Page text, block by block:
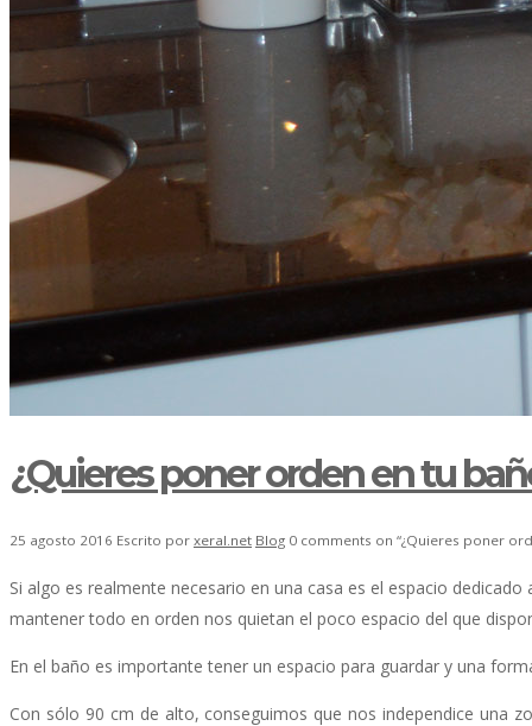
¿Quieres poner orden en tu
25 agosto 2016 Escrito por xeral.net Blog 0 comments on “¿Quieres poner
Si algo es realmente necesario en una casa es el espacio
mantener todo en orden nos quietan el poco espacio del que
En el baño es importante tener un espacio para guardar y una
Con sólo 90 cm de alto, conseguimos que nos independice una